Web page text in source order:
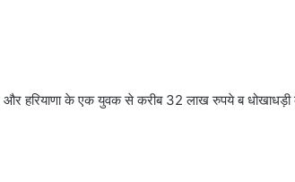
हरियाणा के एक युवक से करीब 32 लाख रुपये ब